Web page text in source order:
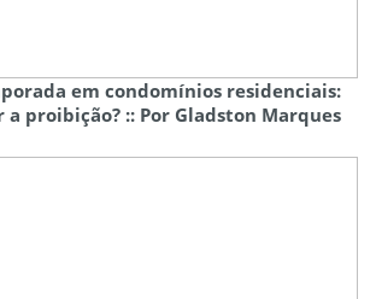
em condomínios residenciais:
proibição? :: Por Gladston Marques